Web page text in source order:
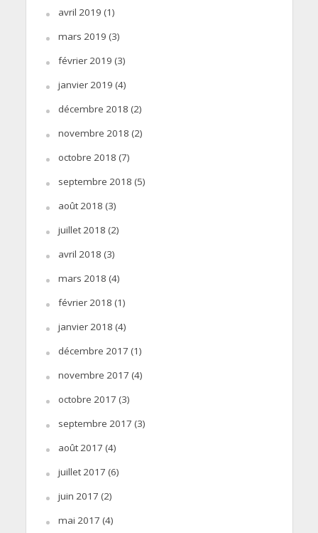
avril 2019 (1)
mars 2019 (3)
février 2019 (3)
janvier 2019 (4)
décembre 2018 (2)
novembre 2018 (2)
octobre 2018 (7)
septembre 2018 (5)
août 2018 (3)
juillet 2018 (2)
avril 2018 (3)
mars 2018 (4)
février 2018 (1)
janvier 2018 (4)
décembre 2017 (1)
novembre 2017 (4)
octobre 2017 (3)
septembre 2017 (3)
août 2017 (4)
juillet 2017 (6)
juin 2017 (2)
mai 2017 (4)